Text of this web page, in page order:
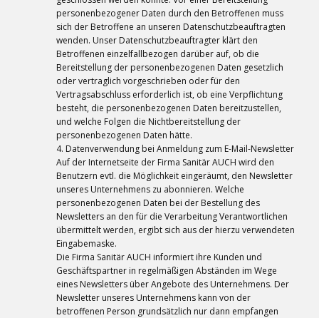
personenbezogener Daten durch den Betroffenen muss
sich der Betroffene an unseren Datenschutzbeauftragten
wenden. Unser Datenschutzbeauftragter klärt den
Betroffenen einzelfallbezogen darüber auf, ob die
Bereitstellung der personenbezogenen Daten gesetzlich
oder vertraglich vorgeschrieben oder für den
Vertragsabschluss erforderlich ist, ob eine Verpflichtung
besteht, die personenbezogenen Daten bereitzustellen,
und welche Folgen die Nichtbereitstellung der
personenbezogenen Daten hätte.
4. Datenverwendung bei Anmeldung zum E-Mail-Newsletter
Auf der Internetseite der Firma Sanitär AUCH wird den
Benutzern evtl. die Möglichkeit eingeräumt, den Newsletter
unseres Unternehmens zu abonnieren. Welche
personenbezogenen Daten bei der Bestellung des
Newsletters an den für die Verarbeitung Verantwortlichen
übermittelt werden, ergibt sich aus der hierzu verwendeten
Eingabemaske.
Die Firma Sanitär AUCH informiert ihre Kunden und
Geschäftspartner in regelmäßigen Abständen im Wege
eines Newsletters über Angebote des Unternehmens. Der
Newsletter unseres Unternehmens kann von der
betroffenen Person grundsätzlich nur dann empfangen